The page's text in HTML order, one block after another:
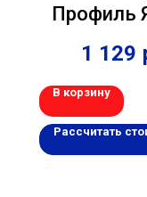
Профиль
1 129
В корзину
Рассчитать